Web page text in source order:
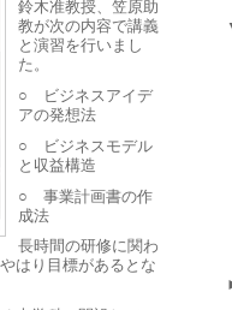
鈴木准教授、笠原助
教が次の内容で講義
と演習を行いまし
た。
○ ビジネスアイデ
アの発想法
○ ビジネスモデル
と収益構造
○ 事業計画書の作
成法
長時間の研修に関わ
はり目標があるとな